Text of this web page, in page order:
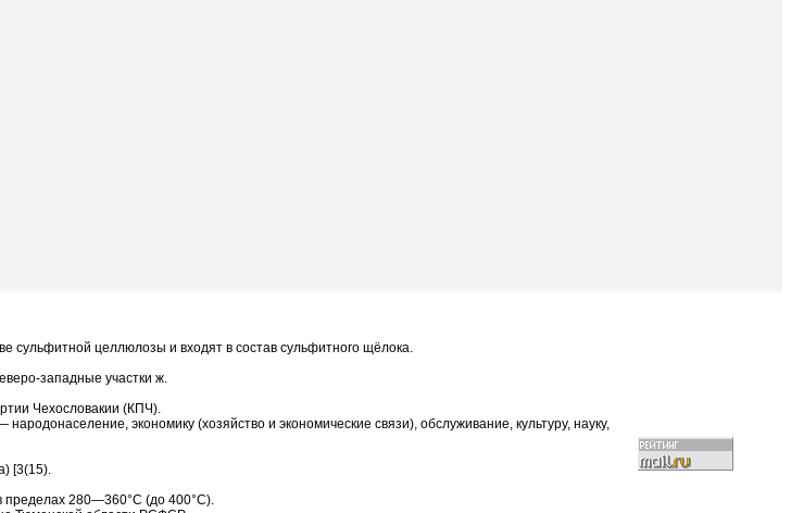
сульфитной целлюлозы и входят в состав сульфитного щёлока.
западные участки ж.
Чехословакии (КПЧ).
экономику (хозяйство и экономические связи), обслуживание, культуру, науку,
[3(15).
пределах 280—360°C (до 400°C).